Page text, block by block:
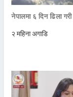
नेपालमा ६ दिन ढिला
२ महिना अगाडि